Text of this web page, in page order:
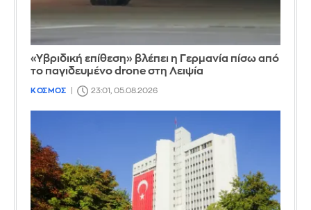
«Υβριδική επίθεση» βλέπει η Γερμανία πίσω από
το παγιδευμένο drone στη Λειψία
ΚΟΣΜΟΣ 23:01, 05.08.2026